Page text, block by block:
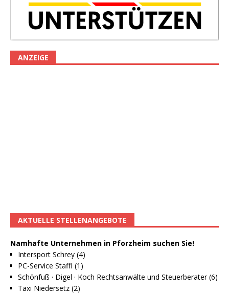
ANZEIGE
AKTUELLE STELLENANGEBOTE
Namhafte Unternehmen in Pforzheim suchen Sie!
Intersport Schrey (4)
PC-Service Staffl (1)
Schönfuß · Digel · Koch Rechtsanwälte und Steuerberater (6)
Taxi Niedersetz (2)